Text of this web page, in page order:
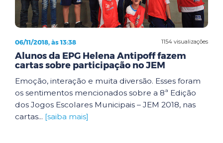
1154 visualizações
06/11/2018, às 13:38
Alunos da EPG Helena Antipoff fazem
cartas sobre participação no JEM
Emoção, interação e muita diversão. Esses foram
os sentimentos mencionados sobre a 8ª Edição
dos Jogos Escolares Municipais – JEM 2018, nas
cartas... [saiba mais]